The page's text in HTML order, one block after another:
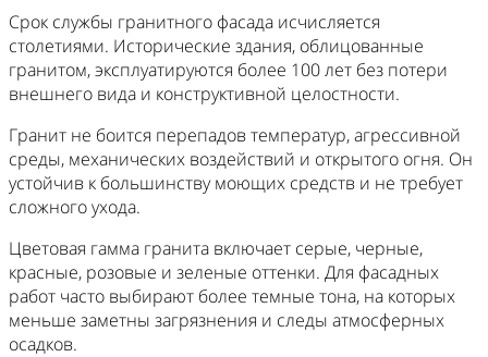
Срок службы гранитного фасада исчисляется
столетиями. Исторические здания, облицованные
гранитом, эксплуатируются более 100 лет без потери
внешнего вида и конструктивной целостности.
Гранит не боится перепадов температур, агрессивной
среды, механических воздействий и открытого огня. Он
устойчив к большинству моющих средств и не требует
сложного ухода.
Цветовая гамма гранита включает серые, черные,
красные, розовые и зеленые оттенки. Для фасадных
работ часто выбирают более темные тона, на которых
меньше заметны загрязнения и следы атмосферных
осадков.